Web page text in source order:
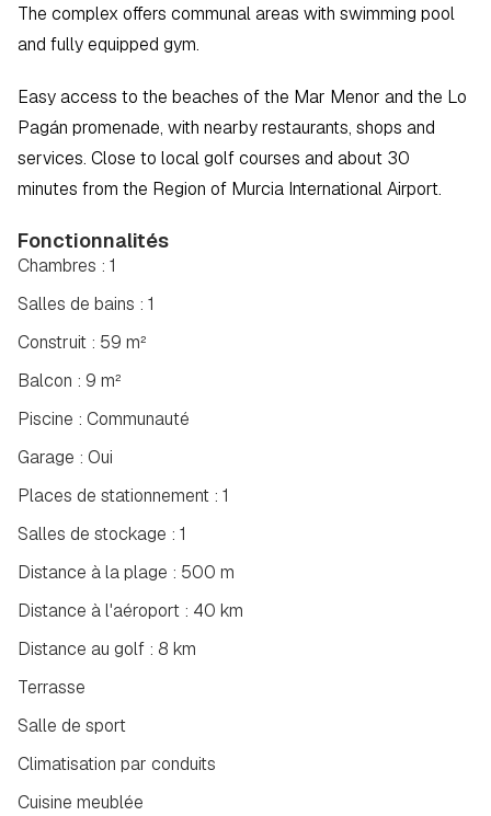
The complex offers communal areas with swimming pool
and fully equipped gym.
Easy access to the beaches of the Mar Menor and the Lo
Pagán promenade, with nearby restaurants, shops and
services. Close to local golf courses and about 30
minutes from the Region of Murcia International Airport.
Fonctionnalités
Salles de bains : 1
Construit : 59 m²
Chambres : 1
Balcon : 9 m²
Piscine : Communauté
Garage : Oui
Places de stationnement : 1
Salles de stockage : 1
Distance à la plage : 500 m
Distance à l'aéroport : 40 km
Distance au golf : 8 km
Terrasse
Salle de sport
Climatisation par conduits
Cuisine meublée